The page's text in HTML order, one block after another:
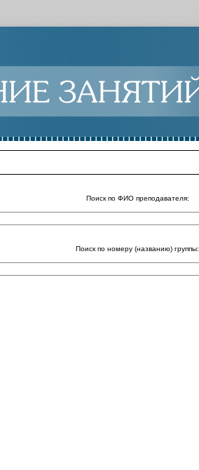
Поиск по ФИО преподавателя:
Поиск по номеру (названию) группы: